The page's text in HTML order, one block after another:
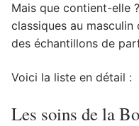
Mais que contient-elle ?
classiques au masculin
des échantillons de
Voici la liste en détail :
Les soins de la